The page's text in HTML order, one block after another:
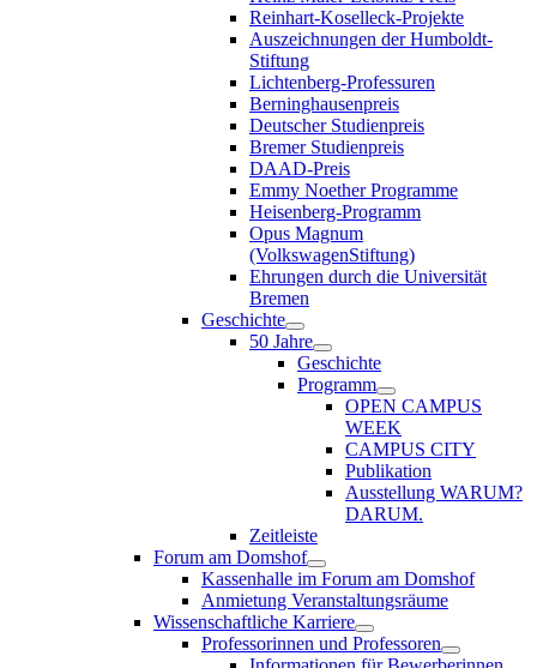
Reinhart-Koselleck-Projekte
Auszeichnungen der Humboldt-
Stiftung
Lichtenberg-Professuren
Berninghausenpreis
Deutscher Studienpreis
Bremer Studienpreis
DAAD-Preis
Emmy Noether Programme
Heisenberg-Programm
Opus Magnum
(VolkswagenStiftung)
Ehrungen durch die Universität
Bremen
Geschichte
50 Jahre
Geschichte
Programm
OPEN CAMPUS
WEEK
CAMPUS CITY
Publikation
Ausstellung WARUM?
DARUM.
Zeitleiste
Forum am Domshof
Kassenhalle im Forum am Domshof
Anmietung Veranstaltungsräume
Wissenschaftliche Karriere
Professorinnen und Professoren